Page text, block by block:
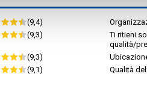
(9,4)
(9,3)
Ti ritieni
qualità/
(9,3)
(9,1)
Qualità